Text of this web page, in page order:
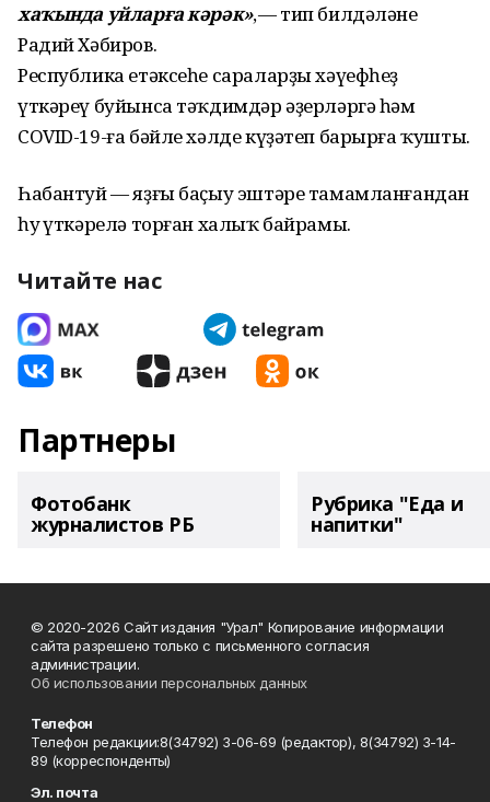
хаҡында уйларға кәрәк», — тип билдәләне
Радий Хәбиров.
Республика етәксеһе сараларҙы хәүефһеҙ
үткәреү буйынса тәҡдимдәр әҙерләргә һәм
COVID-19-ға бәйле хәлде күҙәтеп барырға ҡушты.
Һабантуй — яҙғы баҫыу эштәре тамамланғандан
һуң үткәрелә торған халыҡ байрамы.
Читайте нас
Партнеры
Фотобанк
журналистов РБ
Рубрика "Еда и
напитки"
© 2020-2026 Сайт издания "Урал" Копирование информации
сайта разрешено только с письменного согласия
администрации.
Об использовании персональных данных
Телефон
Телефон редакции:8(34792) 3-06-69 (редактор), 8(34792) 3-14-
89 (корреспонденты)
Эл. почта